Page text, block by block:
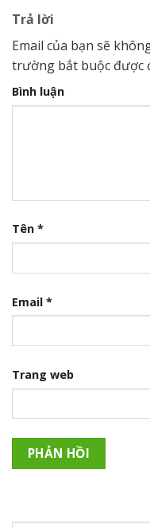
Trả lời
Email của bạn sẽ
trường bắt buộc được
Bình luận
Tên *
Email *
Trang web